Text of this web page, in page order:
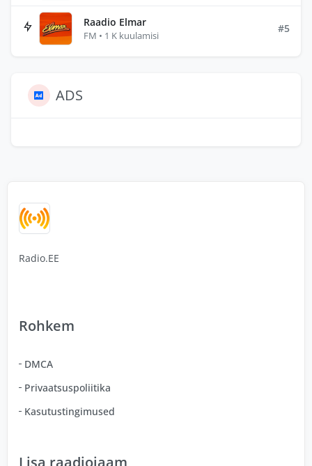
Raadio Elmar
FM • 1 K kuulamisi
#5
ADS
Radio.EE
Rohkem
DMCA
Privaatsuspoliitika
Kasutustingimused
Lisa raadiojaam